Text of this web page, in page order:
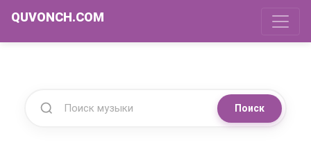
QUVONCH.COM
Поиск